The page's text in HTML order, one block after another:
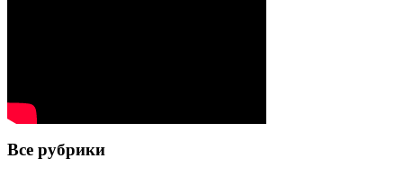
Все рубрики